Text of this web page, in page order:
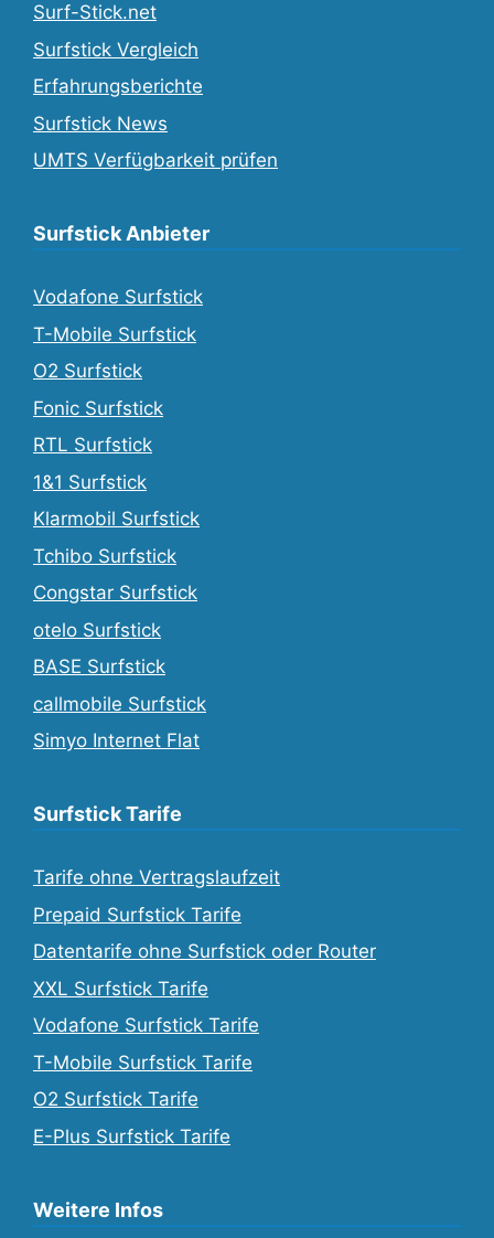
Surf-Stick.net
Surfstick Vergleich
Erfahrungsberichte
Surfstick News
UMTS Verfügbarkeit prüfen
Surfstick Anbieter
Vodafone Surfstick
T-Mobile Surfstick
O2 Surfstick
Fonic Surfstick
RTL Surfstick
1&1 Surfstick
Klarmobil Surfstick
Tchibo Surfstick
Congstar Surfstick
otelo Surfstick
BASE Surfstick
callmobile Surfstick
Simyo Internet Flat
Surfstick Tarife
Tarife ohne Vertragslaufzeit
Prepaid Surfstick Tarife
Datentarife ohne Surfstick oder Router
XXL Surfstick Tarife
Vodafone Surfstick Tarife
T-Mobile Surfstick Tarife
O2 Surfstick Tarife
E-Plus Surfstick Tarife
Weitere Infos